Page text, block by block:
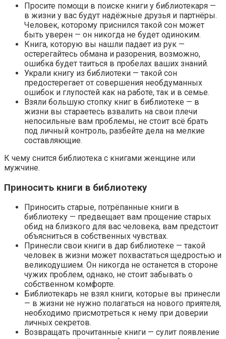
Просите помощи в поиске книги у библиотекаря —
в жизни у вас будут надёжные друзья и партнёры.
Человек, которому приснился такой сон может
быть уверен — он никогда не будет одиноким.
Книга, которую вы нашли падает из рук —
остерегайтесь обмана и разорения, возможно,
ошибка будет таиться в пробелах ваших знаний.
Украли книгу из библиотеки — такой сон
предостерегает от совершения необдуманных
ошибок и глупостей как на работе, так и в семье.
Взяли большую стопку книг в библиотеке — в
жизни вы стараетесь взвалить на свои плечи
непосильные вам проблемы, не стоит всё брать
под личный контроль, разбейте дела на мелкие
составляющие.
К чему снится библиотека с книгами женщине или
мужчине.
Приносить книги в библиотеку
Приносить старые, потрёпанные книги в
библиотеку — предвещает вам прощение старых
обид на близкого для вас человека, вам предстоит
объясниться в собственных чувствах.
Принесли свои книги в дар библиотеке — такой
человек в жизни может похвастаться щедростью и
великодушием. Он никогда не останется в стороне
чужих проблем, однако, не стоит забывать о
собственном комфорте.
Библиотекарь не взял книги, которые вы принесли
— в жизни не нужно полагаться на нового приятеля,
необходимо присмотреться к нему при доверии
личных секретов.
Возвращать прочитанные книги — сулит появление